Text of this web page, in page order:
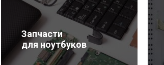
Запчасти
для ноутбуков